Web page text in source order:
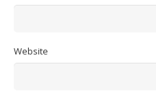
Website